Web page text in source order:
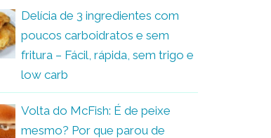
Delícia de 3 ingredientes com
poucos carboidratos e sem
fritura – Fácil, rápida, sem trigo e
low carb
Volta do McFish: É de peixe
mesmo? Por que parou de